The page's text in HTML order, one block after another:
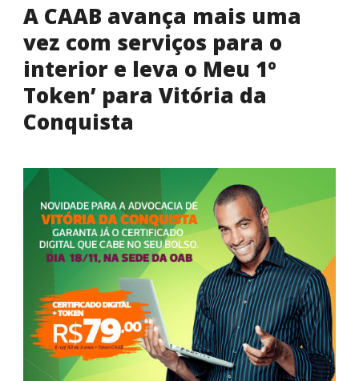
A CAAB avança mais uma
vez com serviços para o
interior e leva o Meu 1º
Token’ para Vitória da
Conquista